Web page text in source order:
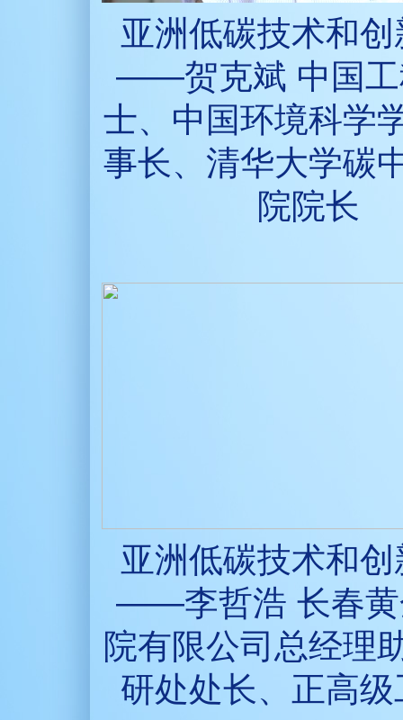
亚洲低碳技术和
——贺克斌 中国工
士、中国环境科学
事长、清华大学碳
院院长
亚洲低碳技术和
——李哲浩 长春黄
院有限公司总经理
研处处长、正高